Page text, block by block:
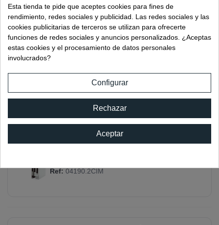
Ref:04190.1CIB
ELÉCTRICO CON TOPE
Ref: 04190.2CIM
Esta tienda te pide que aceptes cookies para fines de
rendimiento, redes sociales y publicidad. Las redes sociales y las
cookies publicitarias de terceros se utilizan para ofrecerte
funciones de redes sociales y anuncios personalizados. ¿Aceptas
estas cookies y el procesamiento de datos personales
involucrados?
Configurar
Rechazar
Aceptar